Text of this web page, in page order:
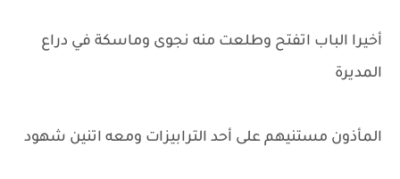
أخيرا الباب اتفتح وطلعت منه نجوى وماسكة في دراع
المديرة
المأذون مستنيهم على أحد الترابيزات ومعه اتنين شهود